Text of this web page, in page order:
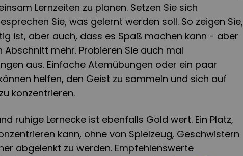
Lernzeiten zu planen. Setzen Sie sich
Sie, was gelernt werden soll. So zeigen Sie,
ist, aber auch, dass es Spaß machen kann - aber
mehr. Probieren Sie auch mal
aus. Einfache Atemübungen oder ein paar
helfen, den Geist zu sammeln und sich auf
konzentrieren.
ruhige Lernecke ist ebenfalls Gold wert. Ein Platz,
kann, ohne von Spielzeug, Geschwistern
abgelenkt zu werden. Empfehlenswerte